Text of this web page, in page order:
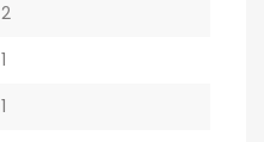
2
1
1